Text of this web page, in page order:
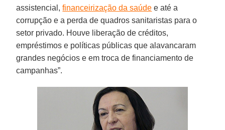
assistencial,financeirização da saúde e até a
corrupção e a perda de quadros sanitaristas para o
setor privado. Houve liberação de créditos,
empréstimos e políticas públicas que alavancaram
grandes negócios e em troca de financiamento de
campanhas”.